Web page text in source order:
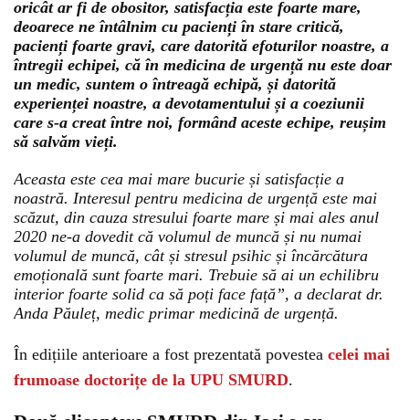
oricât ar fi de obositor, satisfacția este foarte mare,
deoarece ne întâlnim cu pacienți în stare critică,
pacienți foarte gravi, care datorită efoturilor noastre, a
întregii echipei, că în medicina de urgență nu este doar
un medic, suntem o întreagă echipă, și datorită
experienței noastre, a devotamentului și a coeziunii
care s-a creat între noi, formând aceste echipe, reușim
să salvăm vieți.
Aceasta este cea mai mare bucurie și satisfacție a
noastră. Interesul pentru medicina de urgență este mai
scăzut, din cauza stresului foarte mare și mai ales anul
2020 ne-a dovedit că volumul de muncă și nu numai
volumul de muncă, cât și stresul psihic și încărcătura
emoțională sunt foarte mari. Trebuie să ai un echilibru
interior foarte solid ca să poți face față”, a declarat dr.
Anda Păuleț, medic primar medicină de urgență.
În edițiile anterioare a fost prezentată povestea celei mai
frumoase doctorițe de la UPU SMURD.